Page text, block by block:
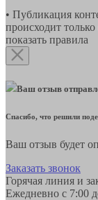
• Публикация
происходит
показать правила
Ваш отзыв
Спасибо, что решили
Ваш отзыв будет
Заказать звонок
Горячая линия и
Ежедневно с 7:00